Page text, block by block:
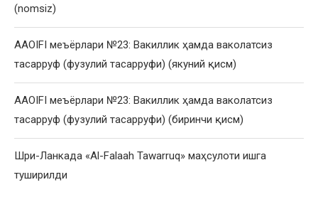
(nomsiz)
AAOIFI меъёрлари №23: Вакиллик ҳамда ваколатсиз
тасарруф (фузулий тасарруфи) (якуний қисм)
AAOIFI меъёрлари №23: Вакиллик ҳамда ваколатсиз
тасарруф (фузулий тасарруфи) (биринчи қисм)
Шри-Ланкада «Al-Falaah Tawarruq» маҳсулоти ишга
туширилди